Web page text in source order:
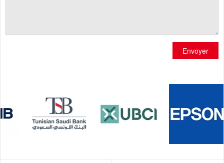
Envoyer